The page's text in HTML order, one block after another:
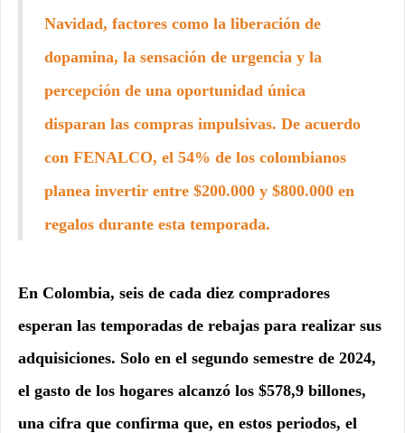
Navidad, factores como la liberación de
dopamina, la sensación de urgencia y la
percepción de una oportunidad única
disparan las compras impulsivas. De acuerdo
con FENALCO, el 54% de los colombianos
planea invertir entre $200.000 y $800.000 en
regalos durante esta temporada.
En Colombia, seis de cada diez compradores
esperan las temporadas de rebajas para realizar sus
adquisiciones. Solo en el segundo semestre de 2024,
el gasto de los hogares alcanzó los $578,9 billones,
una cifra que confirma que, en estos periodos, el